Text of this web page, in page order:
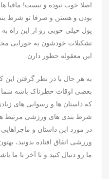
اصلا خوب نبوده و نیست! مافیا
بودن و هستن و صرفا تو شرط
پول خیلی خوبی رو از این راه
تشکیلات خودشون یه جورایی
این معقوله حظور دارن.
به هر حال با در نظر گرفتن
بعضی اوقات خطرناک باشه شما
که داستان ها و رسوایی های
شرط بندی های ورزشی مرتبط
در مورد این داستان و
ورزشی اتفاق افتاده بدونید،
ما رو دنبال کنید و تا آخر با ما